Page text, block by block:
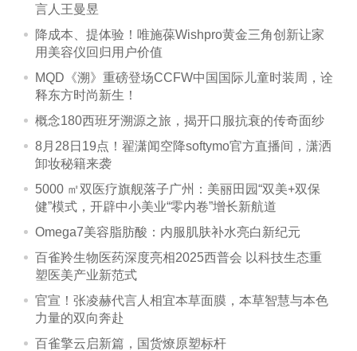
言人王曼昱
降成本、提体验！唯施葆Wishpro黄金三角创新让家
用美容仪回归用户价值
MQD《溯》重磅登场CCFW中国国际儿童时装周，诠
释东方时尚新生！
概念180西班牙溯源之旅，揭开口服抗衰的传奇面纱
8月28日19点！翟潇闻空降softymo官方直播间，潇洒
卸妆秘籍来袭
5000 ㎡双医疗旗舰落子广州：美丽田园“双美+双保
健”模式，开辟中小美业“零内卷”增长新航道
Omega7美容脂肪酸：内服肌肤补水亮白新纪元
百雀羚生物医药深度亮相2025西普会 以科技生态重
塑医美产业新范式
官宣！张凌赫代言人相宜本草面膜，本草智慧与本色
力量的双向奔赴
百雀擎云启新篇，国货燎原塑标杆